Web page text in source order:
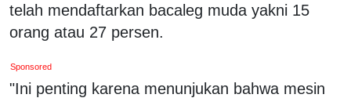
telah mendaftarkan bacaleg muda yakni 15
orang atau 27 persen.
Sponsored
"Ini penting karena menunjukan bahwa mesin